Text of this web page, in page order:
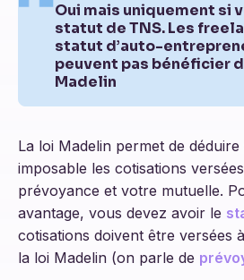
Oui mais uniquement si
statut de TNS. Les
statut d’auto-
peuvent pas bénéficier
Madelin
La loi Madelin permet de
imposable les cotisations
prévoyance et votre mutuelle.
avantage, vous devez avoir le
cotisations doivent être versées
la loi Madelin (on parle de